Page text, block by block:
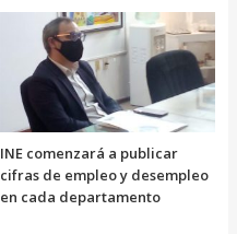
INE comenzará a publicar
cifras de empleo y desempleo
en cada departamento